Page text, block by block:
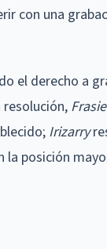
con una
el derecho a
Irizarry
la posición